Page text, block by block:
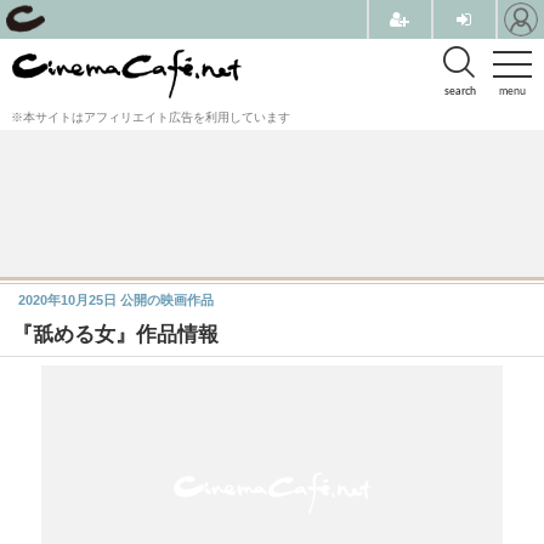
menu
search
※本サイトはアフィリエイト広告を利用しています
『舐める女』作品情報
2020年10月25日 公開の映画作品